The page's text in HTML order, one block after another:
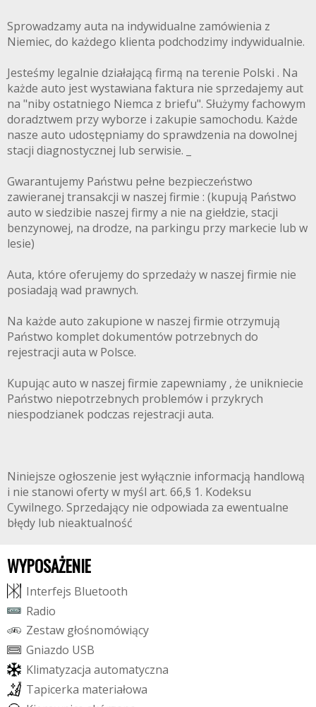
Sprowadzamy auta na indywidualne zamówienia z
Niemiec, do każdego klienta podchodzimy indywidualnie.
Jesteśmy legalnie działającą firmą na terenie Polski . Na
każde auto jest wystawiana faktura nie sprzedajemy aut
na "niby ostatniego Niemca z briefu". Służymy fachowym
doradztwem przy wyborze i zakupie samochodu. Każde
nasze auto udostępniamy do sprawdzenia na dowolnej
stacji diagnostycznej lub serwisie. _
Gwarantujemy Państwu pełne bezpieczeństwo
zawieranej transakcji w naszej firmie : (kupują Państwo
auto w siedzibie naszej firmy a nie na giełdzie, stacji
benzynowej, na drodze, na parkingu przy markecie lub w
lesie)
Auta, które oferujemy do sprzedaży w naszej firmie nie
posiadają wad prawnych.
Na każde auto zakupione w naszej firmie otrzymują
Państwo komplet dokumentów potrzebnych do
rejestracji auta w Polsce.
Kupując auto w naszej firmie zapewniamy , że unikniecie
Państwo niepotrzebnych problemów i przykrych
niespodzianek podczas rejestracji auta.
Niniejsze ogłoszenie jest wyłącznie informacją handlową
i nie stanowi oferty w myśl art. 66,§ 1. Kodeksu
Cywilnego. Sprzedający nie odpowiada za ewentualne
błędy lub nieaktualność
WYPOSAŻENIE
Interfejs Bluetooth
Radio
Zestaw głośnomówiący
Gniazdo USB
Klimatyzacja automatyczna
Tapicerka materiałowa